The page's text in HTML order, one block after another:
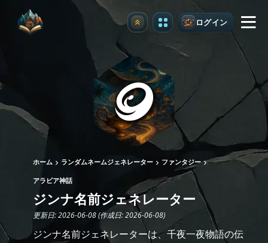
アップグレード ログイン
ホーム ランダムネームジェネレーター ファンタジー
アラビア神話
ジンナ名前ジェネレーター
更新日: 2026-06-08 (作成日: 2026-06-08)
ジンナ名前ジェネレーターは、千夜一夜物語の伝